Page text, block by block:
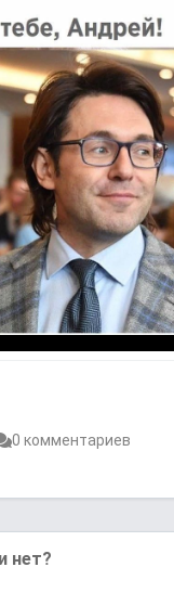
0 комментариев
нет?